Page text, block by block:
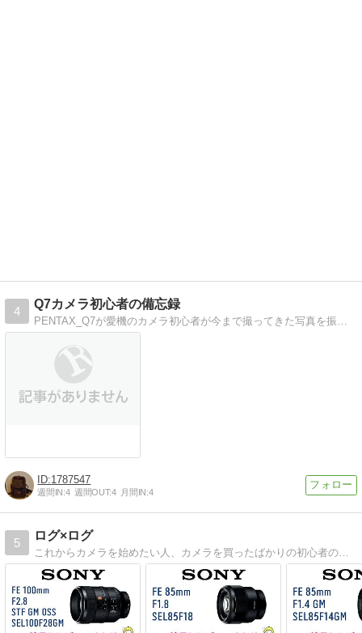
4
Q7カメラ初心者の備忘録
PENTAX_Q7が愛機のカメラ初心者が今まで撮ってきた写真を振り返るブログです。Q7購入ひいてはQシリーズの購入を考えている方、是非ご覧ください。
1787547
週間IN:4 週間OUT:4 月間IN:4
5
ログ×ログ
これからカメラを始めたい人、カメラを買ったばかりの初心者の為の一眼レフ・ミラーレス完全購入ガイド